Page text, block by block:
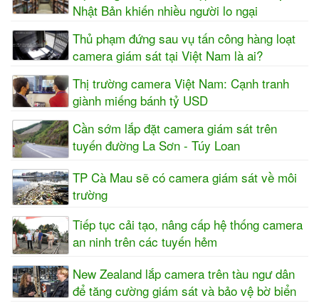
Nhật Bản khiến nhiều người lo ngại
Thủ phạm đứng sau vụ tấn công hàng loạt
camera giám sát tại Việt Nam là ai?
Thị trường camera Việt Nam: Cạnh tranh
giành miếng bánh tỷ USD
Cần sớm lắp đặt camera giám sát trên
tuyến đường La Sơn - Túy Loan
TP Cà Mau sẽ có camera giám sát về môi
trường
Tiếp tục cải tạo, nâng cấp hệ thống camera
an ninh trên các tuyến hẻm
New Zealand lắp camera trên tàu ngư dân
để tăng cường giám sát và bảo vệ bờ biển